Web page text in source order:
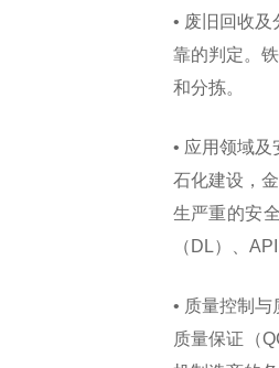
• 废旧回收
靠的判定。
和分拣。
• 应用领域
石化建设，
生严重的安
（DL）、
• 质量控制
质量保证（